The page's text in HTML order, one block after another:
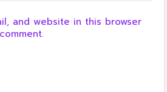
and website in this browser